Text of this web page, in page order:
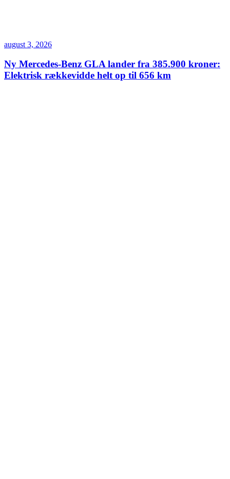
august 3, 2026
Ny Mercedes-Benz GLA lander fra 385.900 kroner:
Elektrisk rækkevidde helt op til 656 km